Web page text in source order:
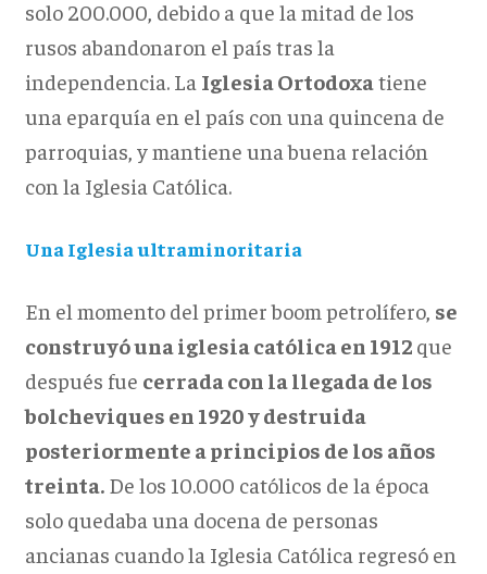
solo 200.000, debido a que la mitad de los
rusos abandonaron el país tras la
independencia. La Iglesia Ortodoxatiene
una eparquía en el país con una quincena de
parroquias, y mantiene una buena relación
con la Iglesia Católica.
Una Iglesia ultraminoritaria
En el momento del primer boom petrolífero, se
construyó una iglesia católica en 1912 que
después fue cerrada con la llegada de los
bolcheviques en 1920 y destruida
posteriormente a principios de los años
treinta.De los 10.000 católicos de la época
solo quedaba una docena de personas
ancianas cuando la Iglesia Católica regresó en